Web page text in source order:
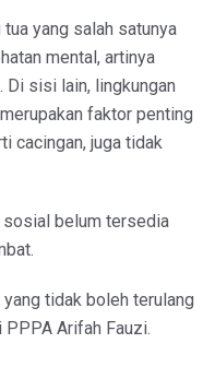
yang salah satunya
mental, artinya
Di sisi lain, lingkungan
faktor penting
cacingan, juga tidak
sosial belum tersedia
tidak boleh terulang
PPPA Arifah Fauzi.